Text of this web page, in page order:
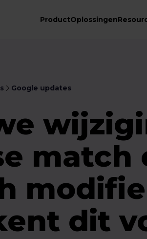
ProductOplossingen
Google updates
match
dit